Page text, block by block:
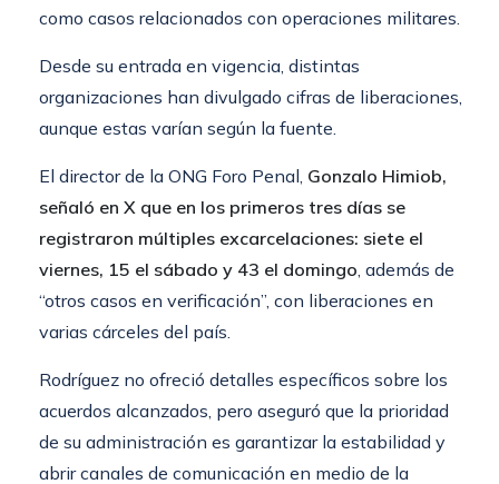
como casos relacionados con operaciones militares.
Desde su entrada en vigencia, distintas
organizaciones han divulgado cifras de liberaciones,
aunque estas varían según la fuente.
El director de la ONG Foro Penal, Gonzalo Himiob,
señaló en X que en los primeros tres días se
registraron múltiples excarcelaciones: siete el
viernes, 15 el sábado y 43 el domingo, además de
“otros casos en verificación”, con liberaciones en
varias cárceles del país.
Rodríguez no ofreció detalles específicos sobre los
acuerdos alcanzados, pero aseguró que la prioridad
de su administración es garantizar la estabilidad y
abrir canales de comunicación en medio de la